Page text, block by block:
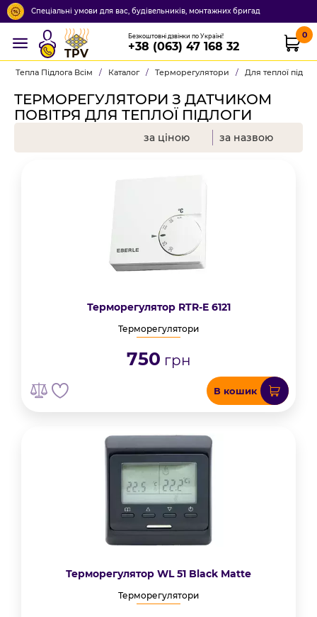
Спеціальні умови для вас, будівельників, монтажних бригад
TPV
Безкоштовні дзвінки по Україні!
+38 (063) 47 168 32
0
Тепла Підлога Всім / Каталог / Терморегулятори / Для теплої
ТЕРМОРЕГУЛЯТОРИ З ДАТЧИКОМ
ПОВІТРЯ ДЛЯ ТЕПЛОЇ ПІДЛОГИ
за ціною за назвою
Терморегулятор RTR-E 6121
Терморегулятори
750 грн
В кошик
Терморегулятор WL 51 Black Matte
Терморегулятори